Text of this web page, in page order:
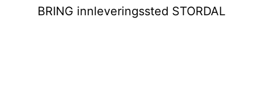
BRING innleveringssted STORDAL